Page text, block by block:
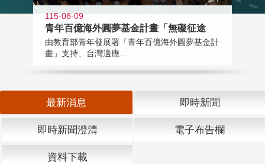
115-08-09
青年百億海外圓夢基金計畫「無礙征途
由教育部青年發展署「青年百億海外圓夢基金計
畫」支持、台灣適應...
最新消息 即時新聞
即時新聞澄清 電子布告欄
資料下載